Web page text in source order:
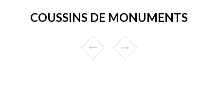
COUSSINS DE MONUMENTS